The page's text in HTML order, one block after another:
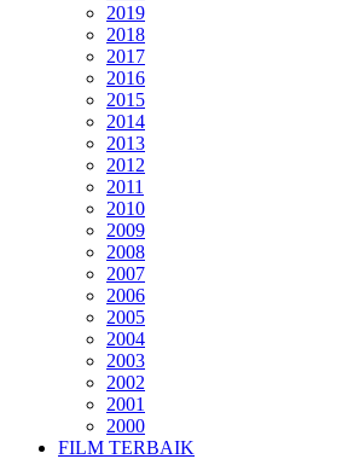
2019
2018
2017
2016
2015
2014
2013
2012
2011
2010
2009
2008
2007
2006
2005
2004
2003
2002
2001
2000
FILM TERBAIK